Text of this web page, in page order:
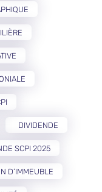
DIVIDENDE
SCPI 2025
D’IMMEUBLE